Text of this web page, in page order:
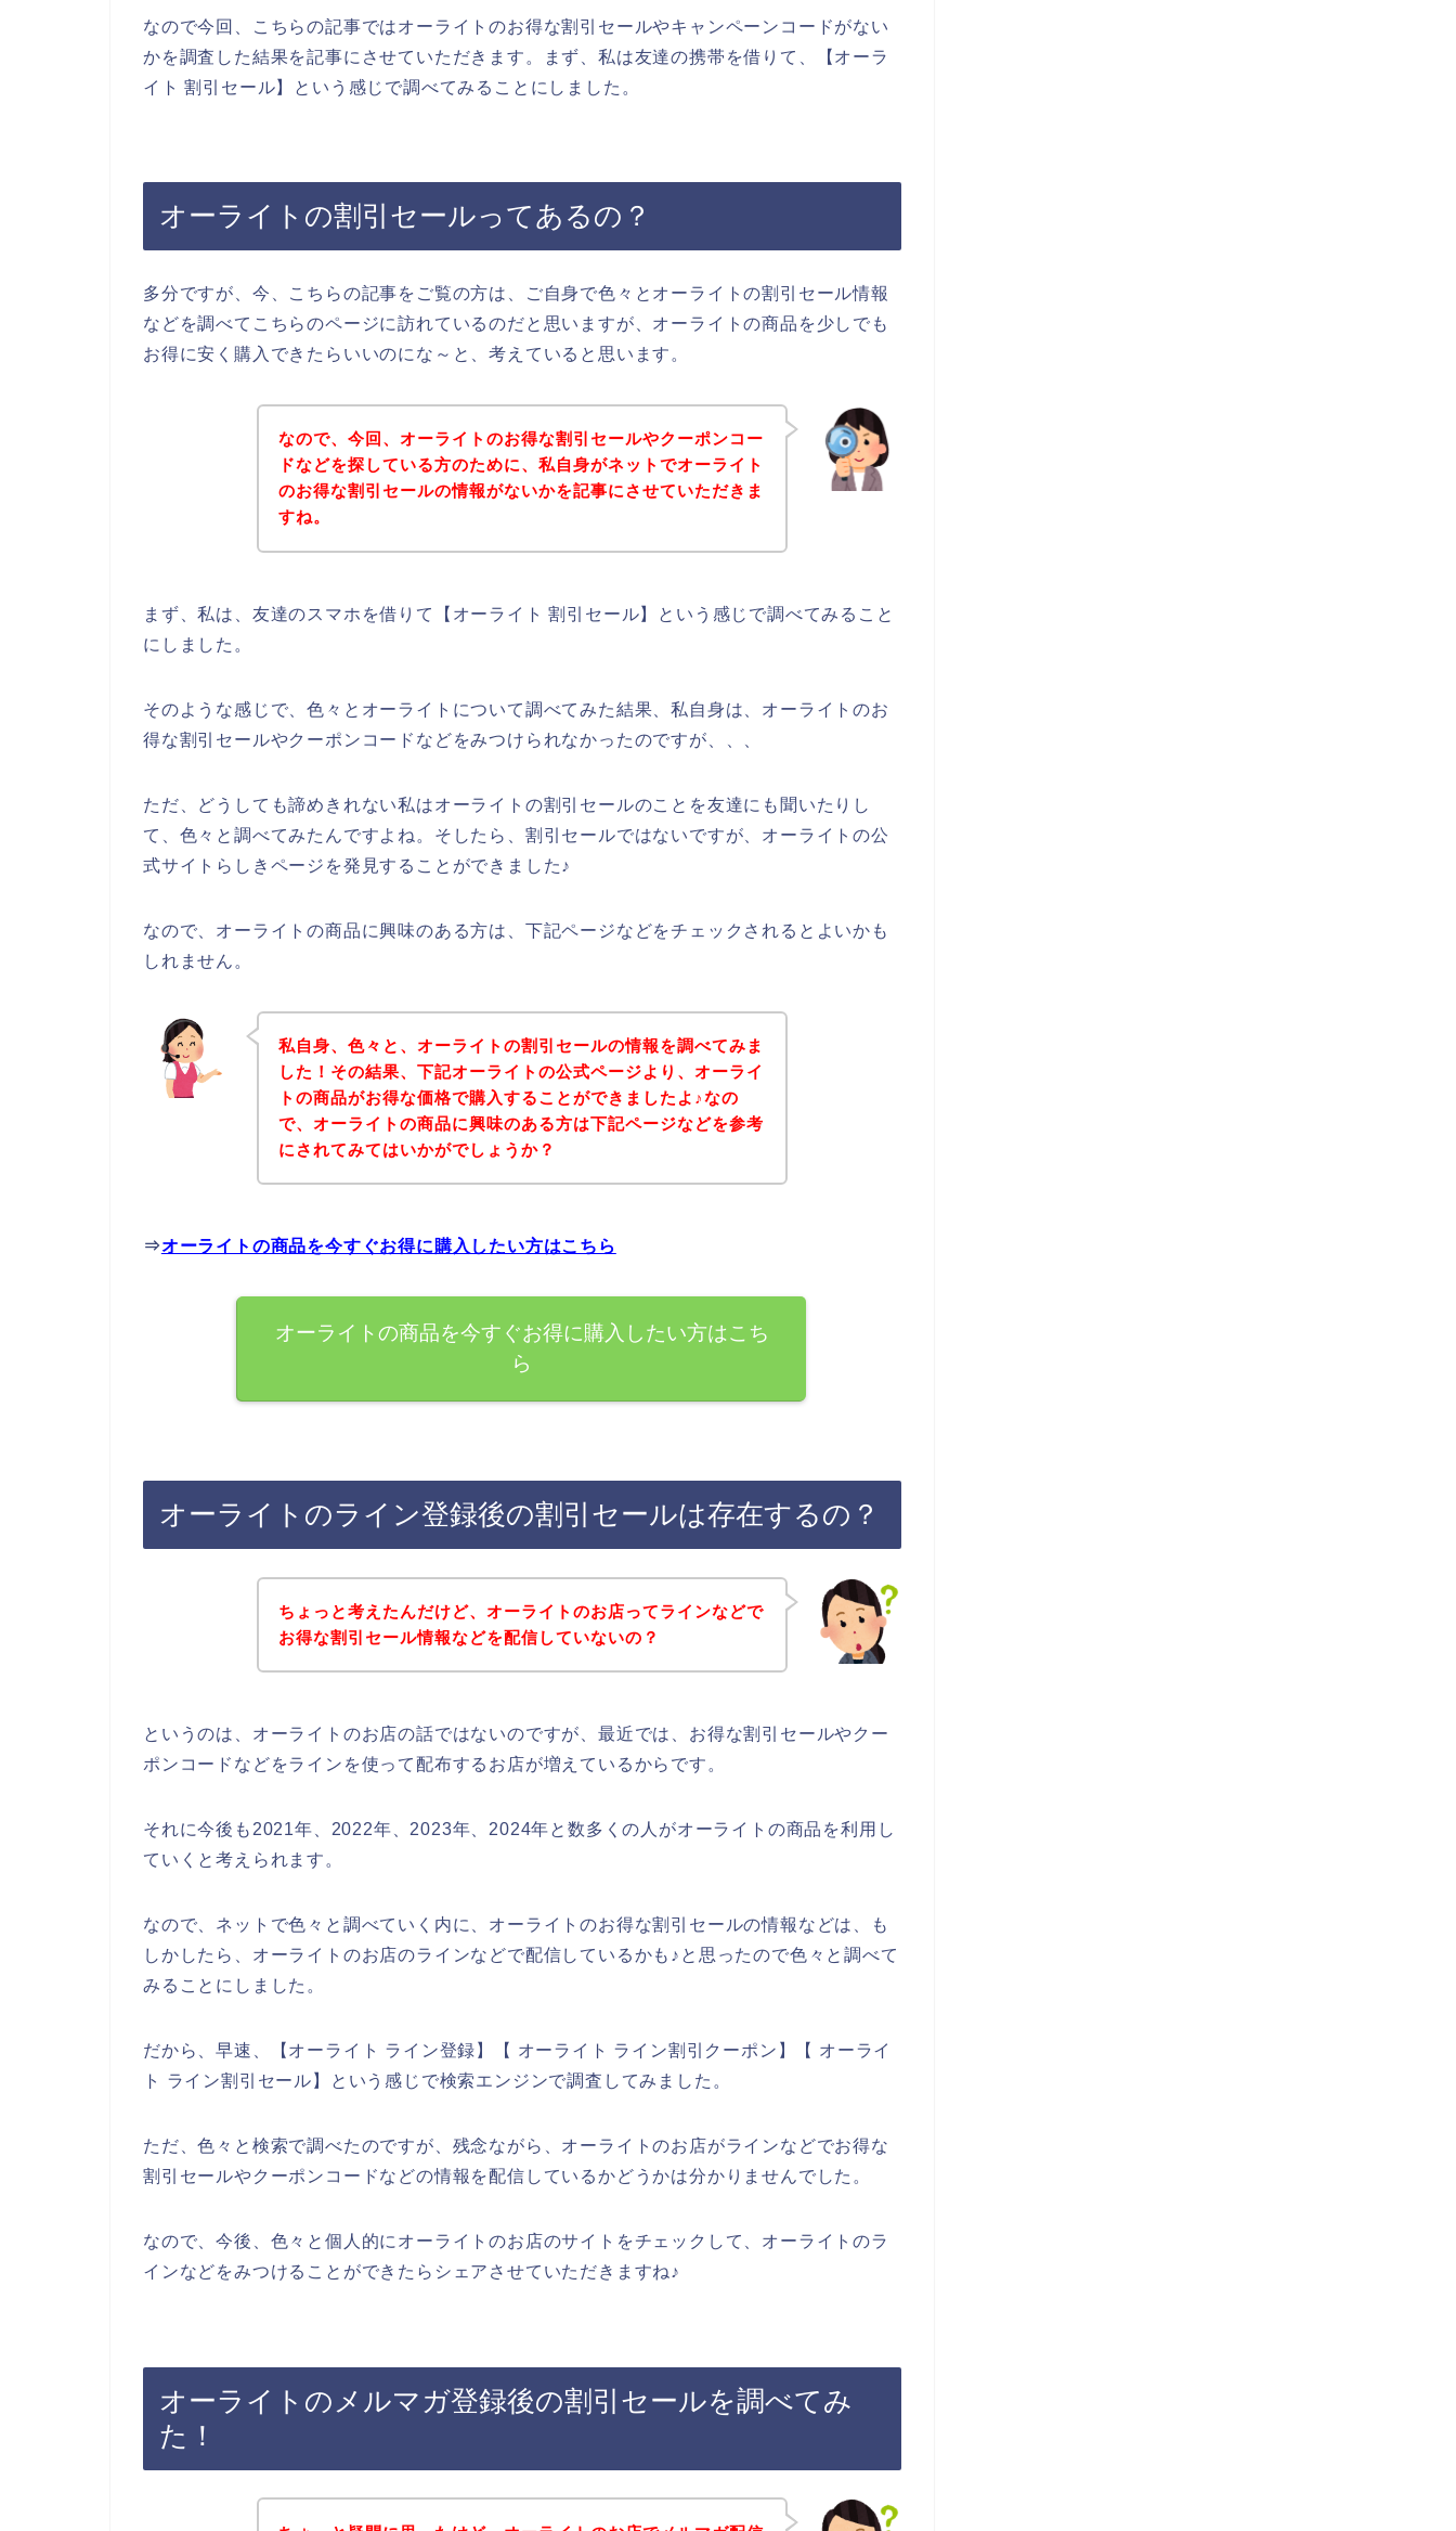
なので今回、こちらの記事ではオーライトのお得な割引セールやキャンペーンコードがない
かを調査した結果を記事にさせていただきます。まず、私は友達の携帯を借りて、【オーラ
イト 割引セール】という感じで調べてみることにしました。
オーライトの割引セールってあるの？
多分ですが、今、こちらの記事をご覧の方は、ご自身で色々とオーライトの割引セール情報
などを調べてこちらのページに訪れているのだと思いますが、オーライトの商品を少しでも
お得に安く購入できたらいいのにな～と、考えていると思います。
なので、今回、オーライトのお得な割引セールやクーポンコー
ドなどを探している方のために、私自身がネットでオーライト
のお得な割引セールの情報がないかを記事にさせていただきま
すね。
まず、私は、友達のスマホを借りて【オーライト 割引セール】という感じで調べてみること
にしました。
そのような感じで、色々とオーライトについて調べてみた結果、私自身は、オーライトのお
得な割引セールやクーポンコードなどをみつけられなかったのですが、、、
ただ、どうしても諦めきれない私はオーライトの割引セールのことを友達にも聞いたりし
て、色々と調べてみたんですよね。そしたら、割引セールではないですが、オーライトの公
式サイトらしきページを発見することができました♪
なので、オーライトの商品に興味のある方は、下記ページなどをチェックされるとよいかも
しれません。
私自身、色々と、オーライトの割引セールの情報を調べてみま
した！その結果、下記オーライトの公式ページより、オーライ
トの商品がお得な価格で購入することができましたよ♪なの
で、オーライトの商品に興味のある方は下記ページなどを参考
にされてみてはいかがでしょうか？
⇒オーライトの商品を今すぐお得に購入したい方はこちら
オーライトの商品を今すぐお得に購入したい方はこち
ら
オーライトのライン登録後の割引セールは存在するの？
ちょっと考えたんだけど、オーライトのお店ってラインなどで
お得な割引セール情報などを配信していないの？
というのは、オーライトのお店の話ではないのですが、最近では、お得な割引セールやクー
ポンコードなどをラインを使って配布するお店が増えているからです。
それに今後も2021年、2022年、2023年、2024年と数多くの人がオーライトの商品を利用し
ていくと考えられます。
なので、ネットで色々と調べていく内に、オーライトのお得な割引セールの情報などは、も
しかしたら、オーライトのお店のラインなどで配信しているかも♪と思ったので色々と調べて
みることにしました。
だから、早速、【オーライト ライン登録】【 オーライト ライン割引クーポン】【 オーライ
ト ライン割引セール】という感じで検索エンジンで調査してみました。
ただ、色々と検索で調べたのですが、残念ながら、オーライトのお店がラインなどでお得な
割引セールやクーポンコードなどの情報を配信しているかどうかは分かりませんでした。
なので、今後、色々と個人的にオーライトのお店のサイトをチェックして、オーライトのラ
インなどをみつけることができたらシェアさせていただきますね♪
オーライトのメルマガ登録後の割引セールを調べてみ
た！